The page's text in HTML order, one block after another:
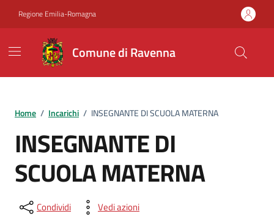
Regione Emilia-Romagna
Comune di Ravenna
Home / Incarichi / INSEGNANTE DI SCUOLA MATERNA
INSEGNANTE DI
SCUOLA MATERNA
Condividi Vedi azioni